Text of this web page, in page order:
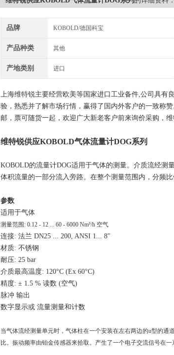
品牌 KOBOLD/德国科宝
产品种类 其他
产地类别 进口
上海维特锐主要经营欧美等国家进口工业备件,公司具有
验，熟悉并了解市场行情，赢得了国内外客户的一致称
邮，票可随货一起，欢迎广大新老客户前来询价采购，维
维特锐供应KOBOLD气体流量计DOG系列
KOBOLD的流量计DOG适用于气体的测量。介质流经测
体积流量的一部分流入旁路。在整个测量范围内，分频
参数
适用于气体
测量范围: 0.12 - 12 ... 60 - 6000 Nm³/h 空气
连接: 法兰 DN25 ... 200, ANSI 1... 8"
材质: 不锈钢
耐压: 25 bar
介质最高温度: 120°C (Ex 60°C)
精度: ± 1.5 % 读数 (空气)
脉冲 输出
数字显示或 流量测量和计数
当气体流经测量单元时，气体柱在一个安装在左右两边的u型的
比。振动频率由铂金传感器来拾取。产生了一个电子交流信号在一